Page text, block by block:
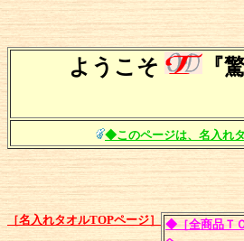
ようこそ 『
◆このページは、名入れ
［名入れタオルTOPページ］
◆［全商品Ｔ